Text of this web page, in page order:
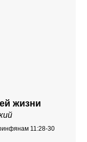
жизни
11:28-30